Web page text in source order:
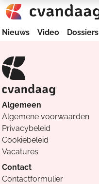
Nieuws Video Dossiers
Algemeen
Algemene voorwaarden
Privacybeleid
Cookiebeleid
Vacatures
Contact
Contactformulier